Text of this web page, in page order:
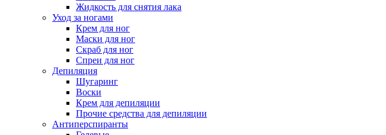
Жидкость для снятия лака
Уход за ногами
Крем для ног
Маски для ног
Скраб для ног
Спреи для ног
Депиляция
Шугаринг
Воски
Крем для депиляции
Прочие средства для депиляции
Антиперспиранты